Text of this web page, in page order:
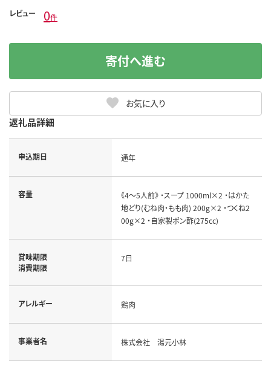
レビュー 0件
お気に入り
寄付へ進む
返礼品詳細
申込期日 通年
容量
《4～5人前》 ・スープ 1000ml×2 ・はかた
地どり(むね肉・もも肉) 200g×2 ・つくね2
00g×2 ・自家製ポン酢(275cc)
賞味期限
消費期限
7日
アレルギー 鶏肉
事業者名 株式会社 湯元小林